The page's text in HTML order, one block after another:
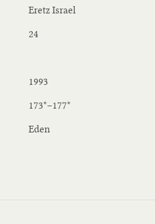
Eretz Israel
24
1993
173*−177*
Eden